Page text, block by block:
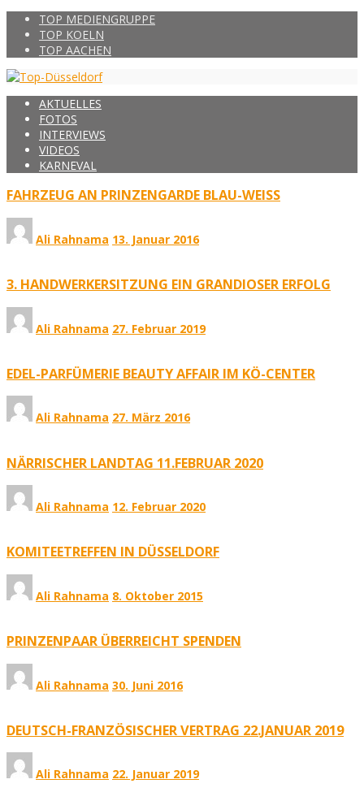
TOP MEDIENGRUPPE
TOP KOELN
TOP AACHEN
AKTUELLES
FOTOS
INTERVIEWS
VIDEOS
KARNEVAL
FAHRZEUG AN PRINZENGARDE BLAU-WEISS
Ali Rahnama 13. Januar 2016
3. HANDWERKERSITZUNG EIN GRANDIOSER ERFOLG
Ali Rahnama 27. Februar 2019
EDEL-PARFÜMERIE BEAUTY AFFAIR IM KÖ-CENTER
Ali Rahnama 27. März 2016
NÄRRISCHER LANDTAG 11.FEBRUAR 2020
Ali Rahnama 12. Februar 2020
KOMITEETREFFEN IN DÜSSELDORF
Ali Rahnama 8. Oktober 2015
PRINZENPAAR ÜBERREICHT SPENDEN
Ali Rahnama 30. Juni 2016
DEUTSCH-FRANZÖSISCHER VERTRAG 22.JANUAR 2019
Ali Rahnama 22. Januar 2019